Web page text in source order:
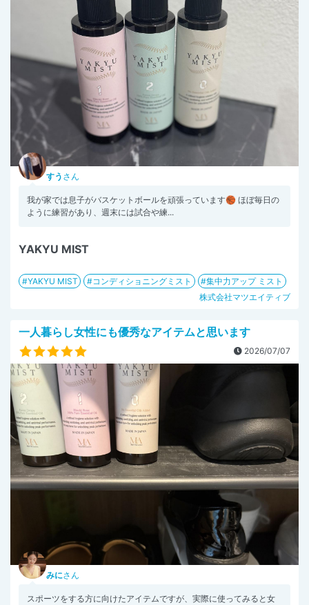
すう さん
我が家では息子がバスケットボールを頑張っています🏀 ほぼ毎日の
ように練習があり、週末には試合や練...
YAKYU MIST
YAKYU MIST コンディショニングミスト
集中力アップ ミスト
株式会社マツエイティブ
一人暮らし女性にも優秀なアイテムと思います
2026/07/07
みにさん
スポーツをする方に向けたアイテムですが、実際に使ってみると女